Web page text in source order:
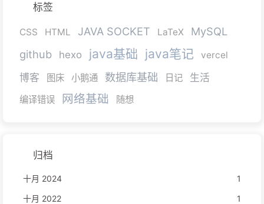
标签
CSS HTML JAVA SOCKET LaTeX
MySQL
github
hexo java基础 java笔记 vercel
博客 图床 小鹅通 数据库基础 日记 生活
编译错误 网络基础 随想
归档
十月 2024
1
十月 2022
1